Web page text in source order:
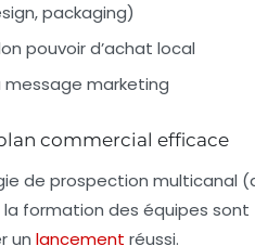
packaging)
pouvoir d’achat local
message marketing
commercial efficace
de prospection multicanal
formation des équipes sont
un lancement réussi.